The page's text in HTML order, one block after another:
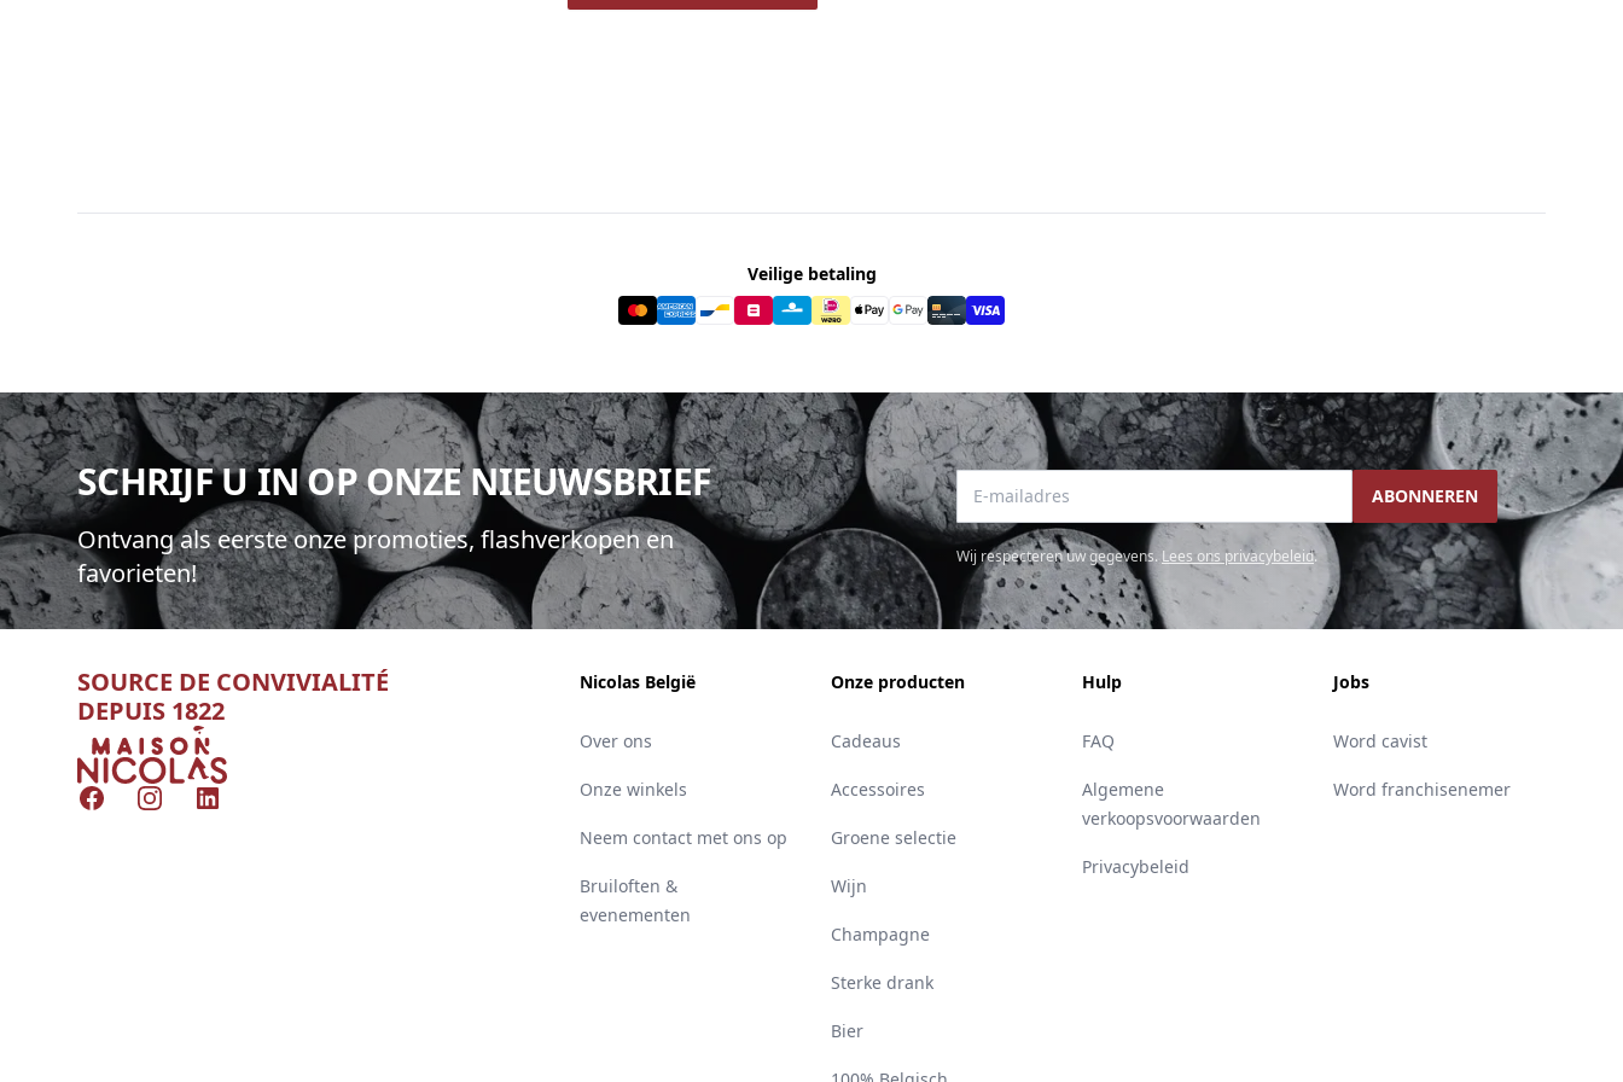
Veilige betaling
SCHRIJF U IN OP ONZE NIEUWSBRIEF
Ontvang als eerste onze promoties, flashverkopen en
favorieten!
E-mailadres ABONNEREN
Wij respecteren uw gegevens. Lees ons privacybeleid.
SOURCE DE CONVIVIALITÉ
DEPUIS 1822
Nicolas
FacebookInstagramLinkedIn
Nicolas België
Over ons
Onze winkels
Neem contact met ons op
Bruiloften &
evenementen
Onze producten
Cadeaus
Accessoires
Groene selectie
Wijn
Champagne
Sterke drank
Bier
Hulp
FAQ
Algemene
verkoopsvoorwaarden
Privacybeleid
Jobs
Word cavist
Word franchisenemer